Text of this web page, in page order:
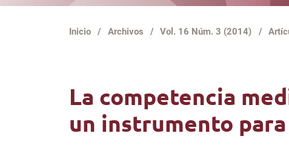
Inicio / Archivos / Vol. 16 Núm. 3 (2014) /
La competencia
un instrumento